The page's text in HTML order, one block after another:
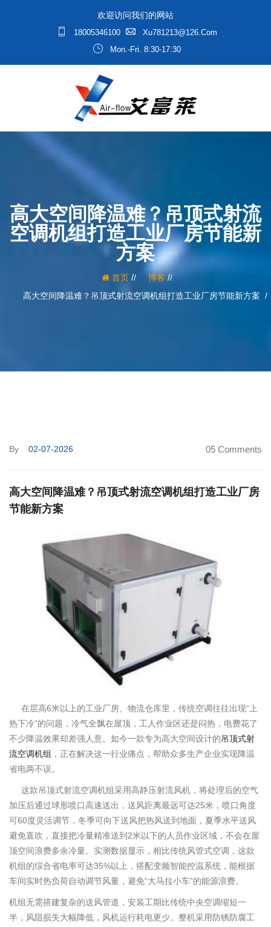
欢迎访问我们的网站
18005346100
Xu781213@126.com
Mon.-Fri. 8:30-17:30
高大空间降温难？吊顶式射流
空调机组打造工业厂房节能新
方案
首页/ 博客/
高大空间降温难？吊顶式射流空调机组打造工业厂房节能新方案
By 02-07-2026 05 Comments
高大空间降温难？吊顶式射流空调机组打造工业厂房
节能新方案
在层高6米以上的工业厂房、物流仓库里，传统空调往往出现“上
热下冷”的问题，冷气全飘在屋顶，工人作业区还是闷热，电费花了
不少降温效果却差强人意。如今一款专为高大空间设计的吊顶式射
流空调机组 ，正在解决这一行业痛点，帮助众多生产企业实现降温
省电两不误。
这款吊顶式射流空调机组采用高静压射流风机，将处理后的空气
加压后通过球形喷口高速送出，送风距离最远可达25米，喷口角度
可60度灵活调节，冬季可向下送风把热风送到地面，夏季水平送风
避免直吹，直接把冷量精准送到2米以下的人员作业区域，不会在屋
顶空间浪费多余冷量。实测数据显示，相比传统风管式空调，这款
机组的综合省电率可达35%以上，搭配变频智能控温系统，能根据
车间实时热负荷自动调节风量，避免“大马拉小车”的能源浪费。
机组无需搭建复杂的送风管道，安装工期比传统中央空调缩短一
半，风阻损失大幅降低，风机运行耗电更少。整机采用防锈防腐工